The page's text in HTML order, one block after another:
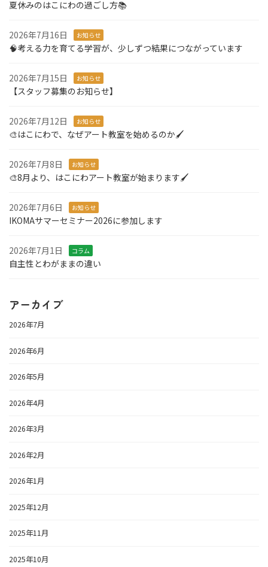
夏休みのはこにわの過ごし方📚
2026年7月16日 お知らせ
🧠考える力を育てる学習が、少しずつ結果につながっています
2026年7月15日 お知らせ
【スタッフ募集のお知らせ】
2026年7月12日 お知らせ
🎨はこにわで、なぜアート教室を始めるのか🖌️
2026年7月8日 お知らせ
🎨8月より、はこにわアート教室が始まります🖌️
2026年7月6日 お知らせ
IKOMAサマーセミナー2026に参加します
2026年7月1日 コラム
自主性とわがままの違い
アーカイブ
2026年7月
2026年6月
2026年5月
2026年4月
2026年3月
2026年2月
2026年1月
2025年12月
2025年11月
2025年10月